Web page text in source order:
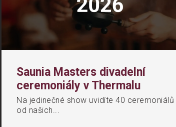
Saunia Masters divadelní
ceremoniály v Thermalu
Na jedinečné show uvidíte 40 ceremoniálů
od našich...